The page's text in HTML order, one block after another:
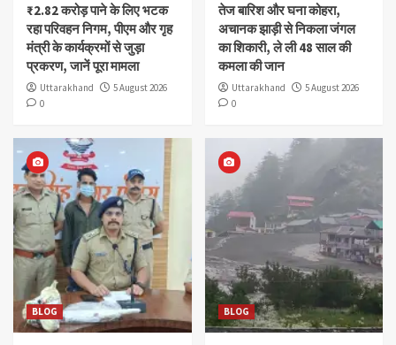
₹2.82 करोड़ पाने के लिए भटक
रहा परिवहन निगम, पीएम और गृह
मंत्री के कार्यक्रमों से जुड़ा
प्रकरण, जानें पूरा मामला
Uttarakhand
5 August 2026
0
तेज बारिश और घना कोहरा,
अचानक झाड़ी से निकला जंगल
का शिकारी, ले ली 48 साल की
कमला की जान
Uttarakhand
5 August 2026
0
BLOG BLOG